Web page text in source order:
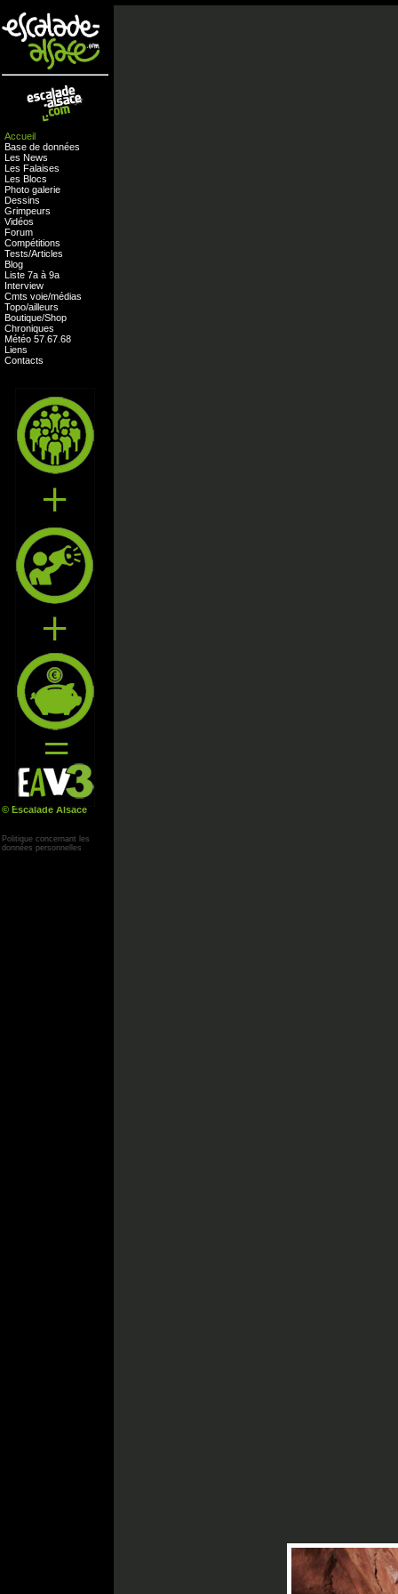
Accueil
Base de données
Les News
Les Falaises
Les Blocs
Photo galerie
Dessins
Grimpeurs
Vidéos
Forum
Compétitions
Tests/Articles
Blog
Liste 7a à 9a
Interview
Cmts voie/médias
Topo/ailleurs
Boutique/Shop
Chroniques
Météo 57 67 68
Liens
Contacts
© Escalade Alsace
Politique concernant les
données personnelles